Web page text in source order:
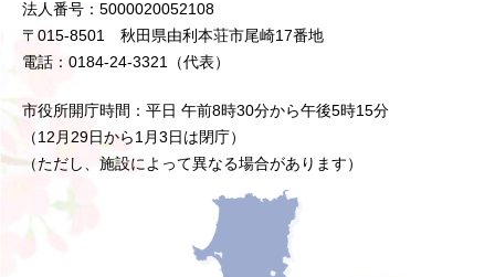
法人番号：5000020052108
〒015-8501 秋田県由利本荘市尾崎17番地
電話：0184-24-3321（代表）
市役所開庁時間：平日 午前8時30分から午後5時15分
（12月29日から1月3日は閉庁）
（ただし、施設によって異なる場合があります）